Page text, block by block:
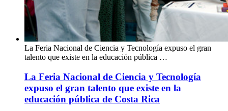
La Feria Nacional de Ciencia y Tecnología expuso el gran
talento que existe en la educación pública …
La Feria Nacional de Ciencia y Tecnología
expuso el gran talento que existe en la
educación pública de Costa Rica